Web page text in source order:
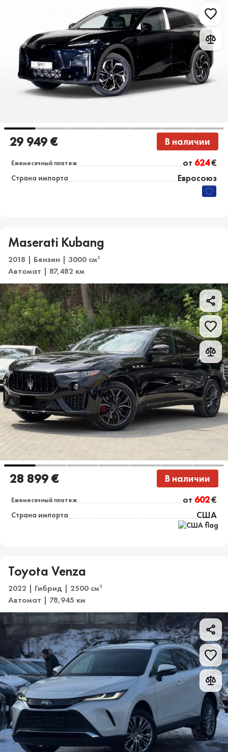
29 949 € В наличии
Ежемесячный платеж от 624€
Страна импорта Евросоюз
Maserati Kubang
2018 | Бензин | 3000 см3
Автомат | 87,482 км
28 899 € В наличии
Ежемесячный платеж от 602€
Страна импорта США
Toyota Venza
2022 | Гибрид | 2500 см3
Автомат | 78,945 км